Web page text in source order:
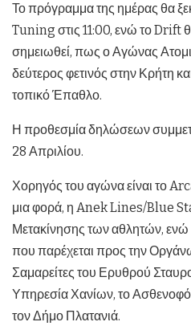
Το πρόγραμμα της ημέρας θα
Tuning στις 11:00, ενώ το Drift
σημειωθεί, πως ο Αγώνας
δεύτερος φετινός στην Κρήτη
τοπικό Έπαθλο.
Η προθεσμία δηλώσεων
28 Απριλίου.
Χορηγός του αγώνα είναι το
μια φορά, η Anek Lines/Blue
Μετακίνησης των αθλητών, ενώ
που παρέχεται προς την
Σαμαρείτες του Ερυθρού
Υπηρεσία Χανίων, το
τον Δήμο Πλατανιά.